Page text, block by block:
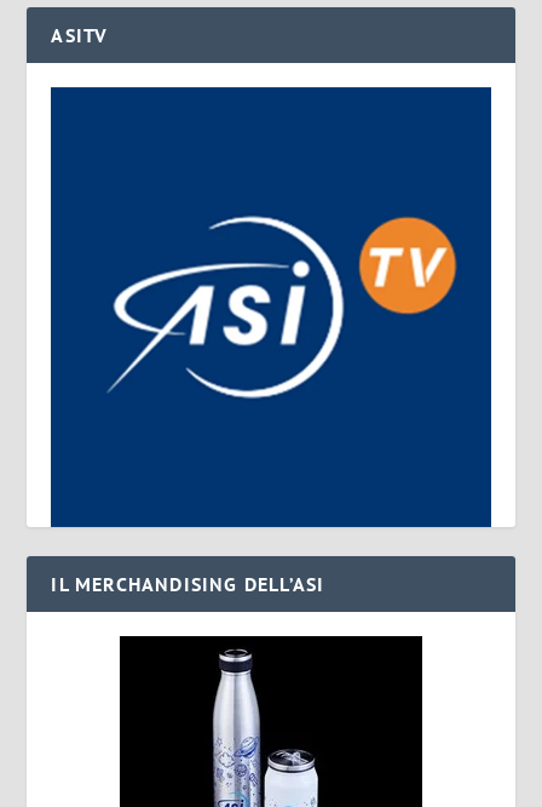
ASITV
IL MERCHANDISING DELL’ASI